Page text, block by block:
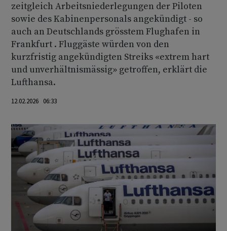
zeitgleich Arbeitsniederlegungen der Piloten
sowie des Kabinenpersonals angekündigt - so
auch an Deutschlands grösstem Flughafen in
Frankfurt . Fluggäste würden von den
kurzfristig angekündigten Streiks «extrem hart
und unverhältnismässig» getroffen, erklärt die
Lufthansa.
12.02.2026 06:33